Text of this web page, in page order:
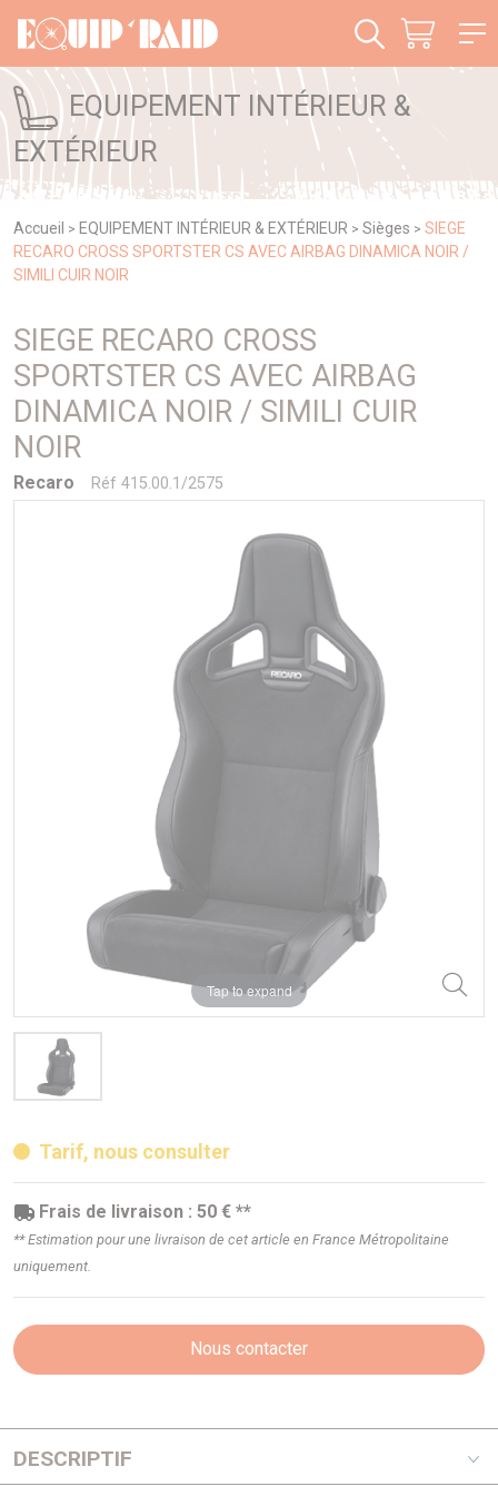
EQUIPEMENT INTÉRIEUR &
EXTÉRIEUR
Accueil > EQUIPEMENT INTÉRIEUR & EXTÉRIEUR > Sièges > SIEGE
RECARO CROSS SPORTSTER CS AVEC AIRBAG DINAMICA NOIR /
SIMILI CUIR NOIR
SIEGE RECARO CROSS
SPORTSTER CS AVEC AIRBAG
DINAMICA NOIR / SIMILI CUIR
NOIR
Recaro Réf 415.00.1/2575
Tap to expand
Tarif, nous consulter
Frais de livraison : 50 € **
** Estimation pour une livraison de cet article en France Métropolitaine
uniquement.
Nous contacter
DESCRIPTIF
Panneau de gestion des cookies